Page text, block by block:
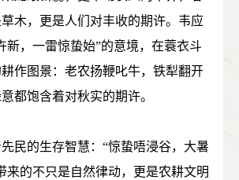
木，更是人们对丰收的期许。韦应
新，一雷惊蛰始”的意境，在蓑衣斗
作图景：老农扬鞭叱牛，铁犁翻开
都饱含着对秋实的期许。
的生存智慧：“惊蛰唔浸谷，大暑
来的不只是自然律动，更是农耕文明